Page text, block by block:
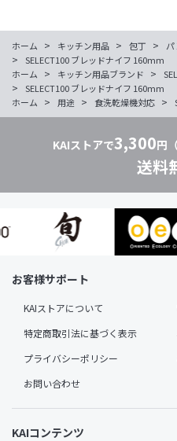
ホーム > キッチン用品 > 包丁 > パ
>
SELECT100 ブレッドナイフ 160mm
ホーム
> キッチン用品ブランド >
>
SELECT100 ブレッドナイフ 160mm
ホーム
> 用途 > 食洗乾燥機対応 >
KAIストアで3,300円
送料
お客様サポート
KAIストアについて
特定商取引法に基づく表示
プライバシーポリシー
お問い合わせ
KAIコンテンツ